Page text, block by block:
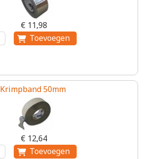
€ 11,98
Krimpband 50mm
€ 12,64